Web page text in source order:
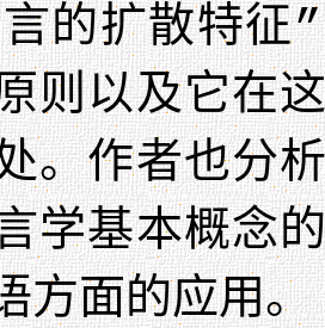
的扩散特征
则以及它在
。作者也分
学基本概念
方面的应用。